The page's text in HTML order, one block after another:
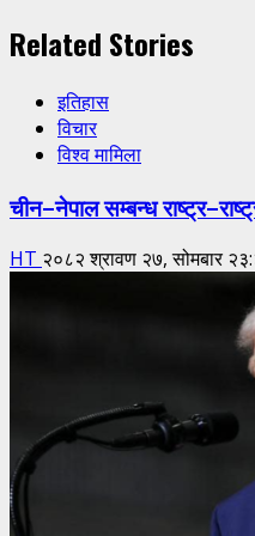
Related Stories
इतिहास
विचार
विश्व मामिला
चीन–नेपाल सम्बन्ध
HT २०८२ श्रावण २७, सोमबार